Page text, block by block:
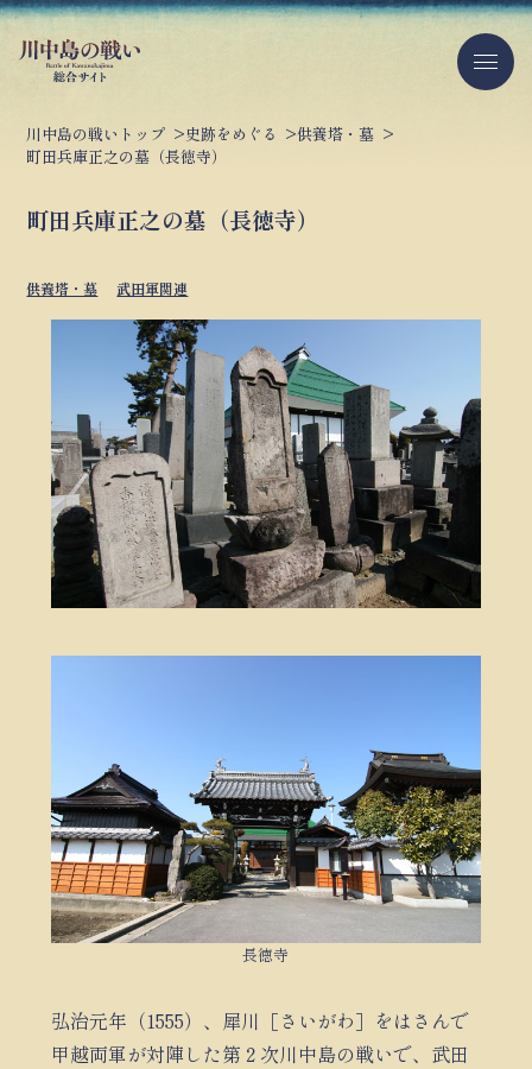
川中島の戦いトップ 史跡をめぐる
供養塔・墓
町田兵庫正之の墓（長徳寺）
町田兵庫正之の墓（長徳寺）
供養塔・墓 武田軍関連
長徳寺
弘治元年（1555）、犀川［さいがわ］をはさんで
甲越両軍が対陣した第２次川中島の戦いで、武田